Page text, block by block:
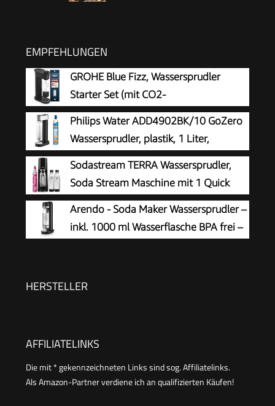
EMPFEHLUNGEN
GROHE Blue Fizz, Wassersprudler
Starter Set (mit CO2-
Füllstandsanzeige, 3 einstellbare
Sprudel-Stufen, ohne CO2 Flasche, 1x 0,85l
Wasserflasche + Reinigungspulver), schwarz,
31947K00
Philips Water ADD4902BK/10 GoZero
Wassersprudler, plastik, 1 Liter,
Schwarz
Sodastream TERRA Wassersprudler,
Soda Stream Maschine mit 1 Quick
Connect 60L CO2-Zylinder, 2x 1L und
3x 1L spülmaschinengeeignete Kunststoff-
Sprudlerflaschen, Höhe 44 cm, Schwarz
Arendo - Soda Maker Wassersprudler –
inkl. 1000 ml Wasserflasche BPA frei –
HERSTELLER
AFFILIATELINKS
Die mit * gekennzeichneten Links sind sog. Affiliatelinks.
Als Amazon-Partner verdiene ich an qualifizierten Käufen!